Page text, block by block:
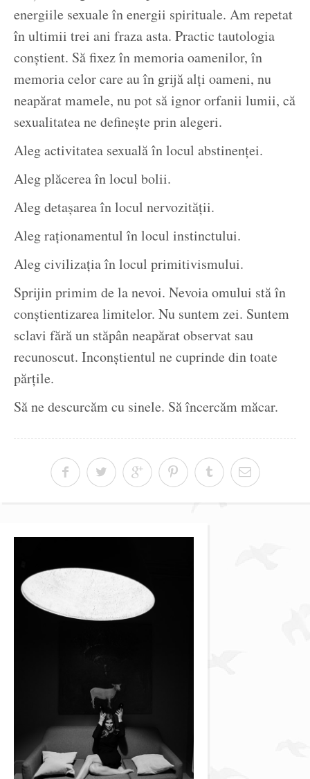
energiile sexuale în energii spirituale. Am repetat
în ultimii trei ani fraza asta. Practic tautologia
conștient. Să fixez în memoria oamenilor, în
memoria celor care au în grijă alți oameni, nu
neapărat mamele, nu pot să ignor orfanii lumii, că
sexualitatea ne definește prin alegeri.
Aleg activitatea sexuală în locul abstinenței.
Aleg plăcerea în locul bolii.
Aleg detașarea în locul nervozității.
Aleg raționamentul în locul instinctului.
Aleg civilizația în locul primitivismului.
Sprijin primim de la nevoi. Nevoia omului stă în
conștientizarea limitelor. Nu suntem zei. Suntem
sclavi fără un stăpân neapărat observat sau
recunoscut. Inconștientul ne cuprinde din toate
părțile.
Să ne descurcăm cu sinele. Să încercăm măcar.